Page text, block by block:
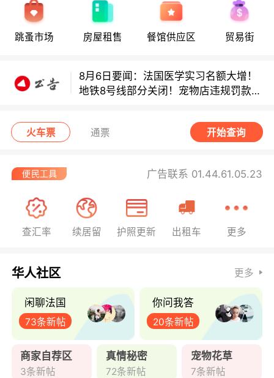
跳蚤市场 房屋租售 餐馆供应区 贸易街
炉！
巴黎地铁音乐家海选启动！
地铁8号线部分关闭！宠物店违规罚款出
炉！
火车票 通票 开始查询
广告联系 01.44.61.05.23
查汇率 续居留 护照更新 出租车 更多
华人社区 更多
闲聊法国
73条新帖
你问我答
20条新帖
商家自荐区
3条新帖
真情秘密
72条新帖
宠物花草
7条新帖